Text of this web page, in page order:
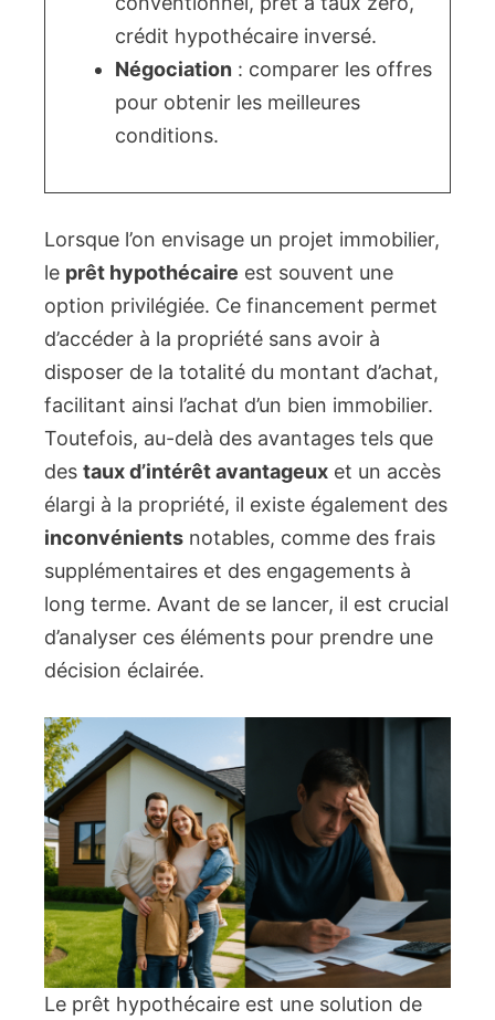
crédit hypothécaire inversé.
Négociation : comparer les offres
pour obtenir les meilleures
conditions.
Lorsque l’on envisage un projet immobilier,
le prêt hypothécaire est souvent une
option privilégiée. Ce financement permet
d’accéder à la propriété sans avoir à
disposer de la totalité du montant d’achat,
facilitant ainsi l’achat d’un bien immobilier.
Toutefois, au-delà des avantages tels que
des taux d’intérêt avantageux et un accès
élargi à la propriété, il existe également des
inconvénients notables, comme des frais
supplémentaires et des engagements à
long terme. Avant de se lancer, il est crucial
d’analyser ces éléments pour prendre une
décision éclairée.
Le prêt hypothécaire est une solution de